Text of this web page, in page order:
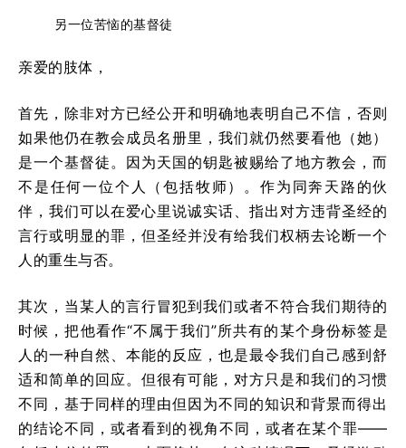
另一位苦恼的基督徒
亲爱的肢体，
首先，除非对方已经公开和明确地表明自己不信，否则
如果他仍在教会成员名册里，我们就仍然要看他（她）
是一个基督徒。因为天国的钥匙被赐给了地方教会，而
不是任何一位个人（包括牧师）。作为同奔天路的伙
伴，我们可以在爱心里说诚实话、指出对方违背圣经的
言行或明显的罪，但圣经并没有给我们权柄去论断一个
人的重生与否。
其次，当某人的言行冒犯到我们或者不符合我们期待的
时候，把他看作“不属于我们”所共有的某个身份标签是
人的一种自然、本能的反应，也是最令我们自己感到舒
适和简单的回应。但很有可能，对方只是和我们的习惯
不同，基于同样的理由但因为不同的知识和背景而得出
的结论不同，或者看到的视角不同，或者在某个罪——